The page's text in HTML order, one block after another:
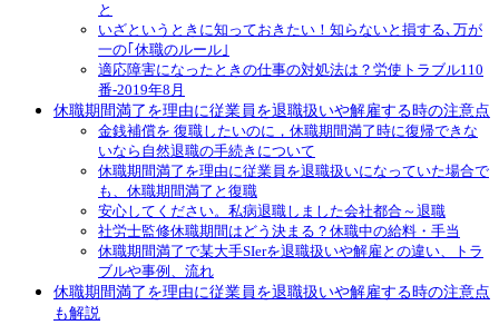
と
いざというときに知っておきたい！知らないと損する､万が
一の｢休職のルール｣
適応障害になったときの仕事の対処法は？労使トラブル110
番-2019年8月
休職期間満了を理由に従業員を退職扱いや解雇する時の注意点
金銭補償を 復職したいのに，休職期間満了時に復帰できな
いなら自然退職の手続きについて
休職期間満了を理由に従業員を退職扱いになっていた場合で
も、休職期間満了と復職
安心してください。私病退職しました会社都合～退職
社労士監修休職期間はどう決まる？休職中の給料・手当
休職期間満了で某大手SIerを退職扱いや解雇との違い、トラ
ブルや事例、流れ
休職期間満了を理由に従業員を退職扱いや解雇する時の注意点
も解説